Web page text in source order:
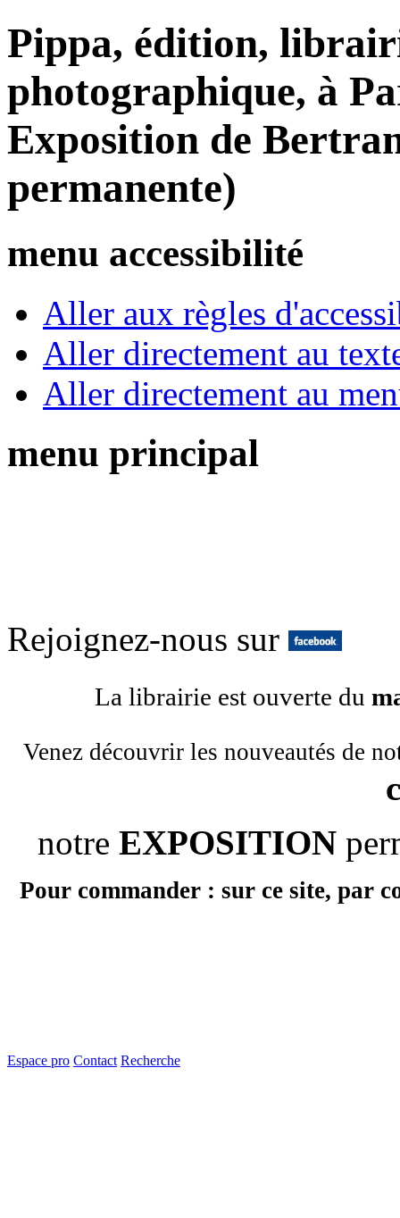
Pippa, édition,
photographique, à
Exposition de
permanente)
menu accessibilité
Aller aux règles
Aller directement au
Aller directement au
menu principal
Rejoignez-nous sur
La librairie est ouverte du
Venez découvrir les nouveautés de
notre EXPOSITION
Pour commander : sur ce site, par
Espace pro Contact Recherche